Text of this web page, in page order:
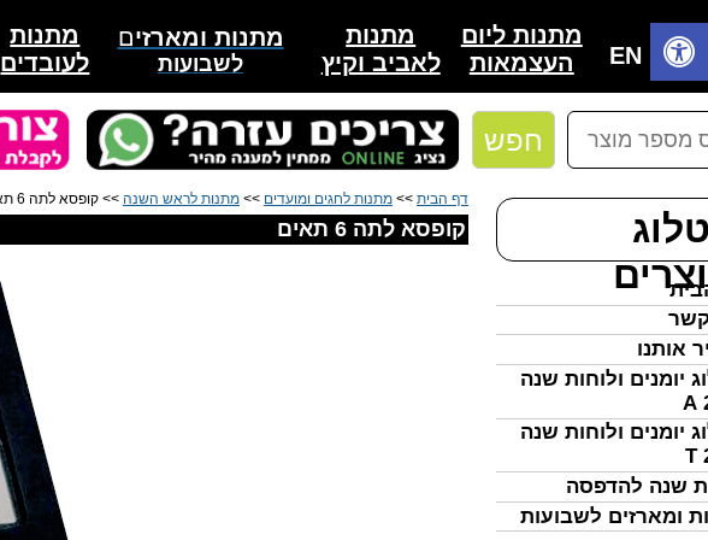
חפש
אותנו
יומנים ולוחות שנה
יומנים ולוחות שנה
שנה להדפסה
ומארזים לשבועות
EN
מתנות
לאביב וקיץ
מתנות
לעובדים
מתנות ומארזים
לשבועות
מתנות ליום
העצמאות
דף הבית >> מתנות לחגים ומועדים >> מתנות לראש השנה >> קופסא לתה 6 תאים
קופסא לתה 6 תאים